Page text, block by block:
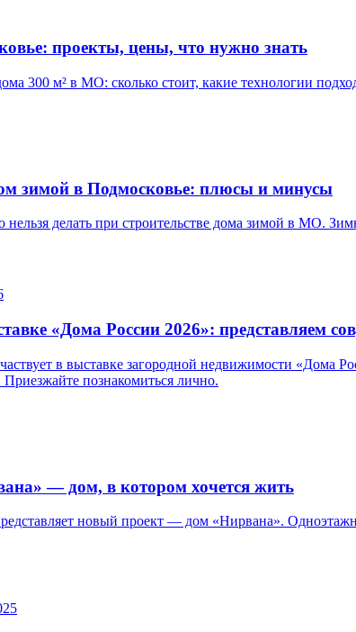
проекты, цены, что нужно знать
300 м² в МО: сколько стоит, какие технологии
зимой в Подмосковье: плюсы и минусы
нельзя делать при строительстве дома зимой в МО.
«Дома России 2026»: представляем
в выставке загородной недвижимости
познакомиться лично.
— дом, в котором хочется жить
новый проект — дом «Нирвана».